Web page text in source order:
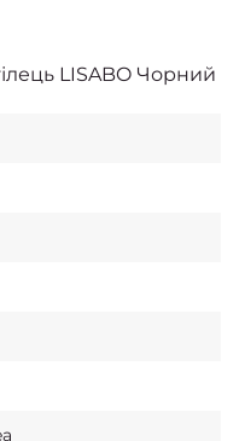
LISABO Чорний